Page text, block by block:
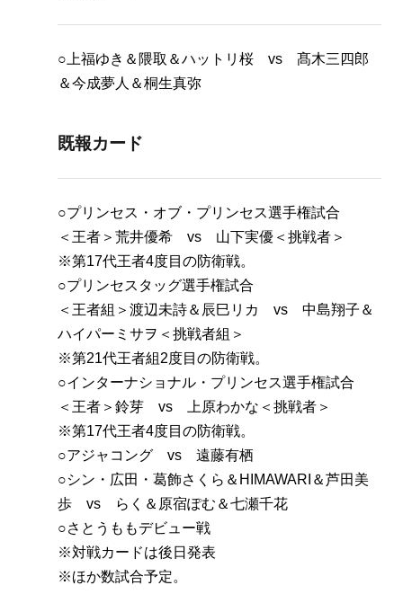
○上福ゆき＆隈取＆ハットリ桜 vs 髙木三四郎
＆今成夢人＆桐生真弥
既報カード
○プリンセス・オブ・プリンセス選手権試合
＜王者＞荒井優希 vs 山下実優＜挑戦者＞
※第17代王者4度目の防衛戦。
○プリンセスタッグ選手権試合
＜王者組＞渡辺未詩＆辰巳リカ vs 中島翔子＆
ハイパーミサヲ＜挑戦者組＞
※第21代王者組2度目の防衛戦。
○インターナショナル・プリンセス選手権試合
＜王者＞鈴芽 vs 上原わかな＜挑戦者＞
※第17代王者4度目の防衛戦。
○アジャコング vs 遠藤有栖
○シン・広田・葛飾さくら＆HIMAWARI＆芦田美
歩 vs らく＆原宿ぽむ＆七瀬千花
○さとうももデビュー戦
※対戦カードは後日発表
※ほか数試合予定。